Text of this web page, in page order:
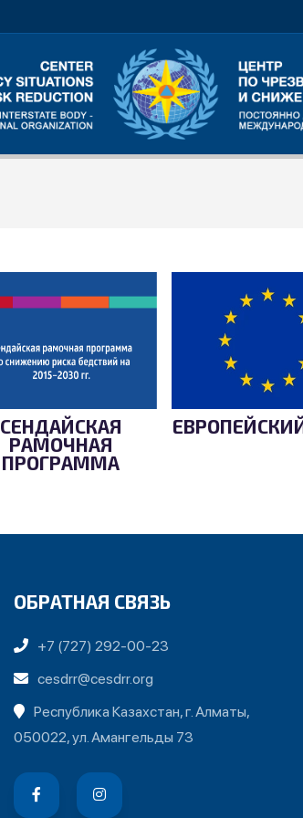
СЕНДАЙСКАЯ
РАМОЧНАЯ
ПРОГРАММА
ОБРАТНАЯ СВЯЗЬ
+7 (727) 292-00-23
cesdrr@cesdrr.org
Республика Казахстан, г. Алматы,
050022, ул. Амангельды 73